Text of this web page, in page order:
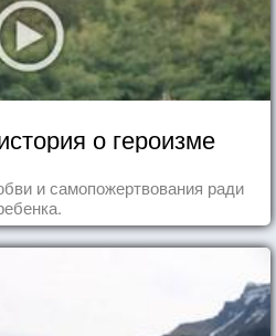
о героизме
и самопожертвования ради